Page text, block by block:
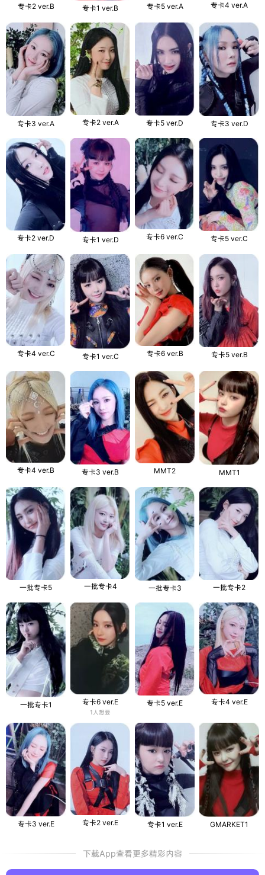
专卡2 ver.B 专卡1 ver.B 专卡5 ver.A 专卡4 ver.A
专卡3 ver.A 专卡2 ver.A 专卡5 ver.D 专卡3 ver.D
专卡2 ver.D 专卡1 ver.D 专卡6 ver.C 专卡5 ver.C
专卡4 ver.C 专卡1 ver.C 专卡6 ver.B 专卡5 ver.B
专卡4 ver.B 专卡3 ver.B MMT2 MMT1
一批专卡5 一批专卡4 一批专卡3 一批专卡2
一批专卡1 专卡6 ver.E
1人想要
专卡5 ver.E 专卡4 ver.E
专卡3 ver.E 专卡2 ver.E 专卡1 ver.E GMARKET1
下载App查看更多精彩内容